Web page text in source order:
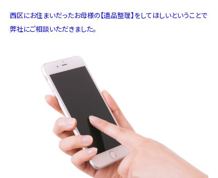
西区にお住まいだったお母様の【遺品整理】をしてほしいということで
弊社にご相談いただきました。